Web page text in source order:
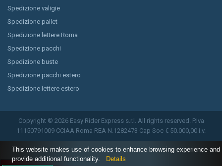
Spedizione valigie
Spedizione pallet
Spedizione lettere Roma
Spedizione pacchi
Spedizione buste
Spedizione pacchi estero
Spedizione lettere estero
Copyright © 2026 Easy Rider Express s.r.l. All rights reserved. P.Iva
11150791009 CCIAA Roma REA N.1282473 Cap Soc € 50.000,00 i.v.
This website makes use of cookies to enhance browsing experience and
provide additional functionality.
Details